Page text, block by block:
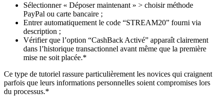
Sélectionner « Déposer maintenant » > choisir méthode
PayPal ou carte bancaire ;
Entrer automatiquement le code “STREAM20” fourni via
description ;
Vérifier que l’option “CashBack Activé” apparaît clairement
dans l’historique transactionnel avant même que la première
mise ne soit placée.*
Ce type de tutoriel rassure particulièrement les novices qui craignent
parfois que leurs informations personnelles soient compromises lors
du processus.*